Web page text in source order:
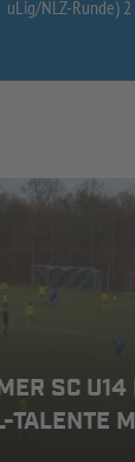
uLig/NLZ-Runde) 2
SC
TALENTE